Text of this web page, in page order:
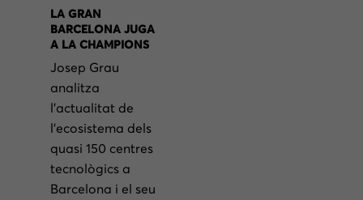
LA GRAN
BARCELONA JUGA
A LA CHAMPIONS
Josep Grau
analitza
l’actualitat de
l’ecosistema dels
quasi 150 centres
tecnològics a
Barcelona i el seu